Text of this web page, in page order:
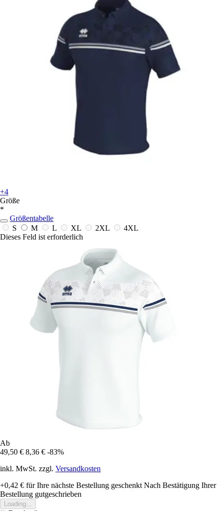
+4
Größe
*
Größentabelle
S
M L XL 2XL
4XL
Dieses Feld ist erforderlich
Ab
49,50 € 8,36 € -83%
inkl. MwSt. zzgl. Versandkosten
+0,42 € für Ihre nächste Bestellung geschenkt Nach Bestätigung Ihrer
Bestellung gutgeschrieben
Loading...